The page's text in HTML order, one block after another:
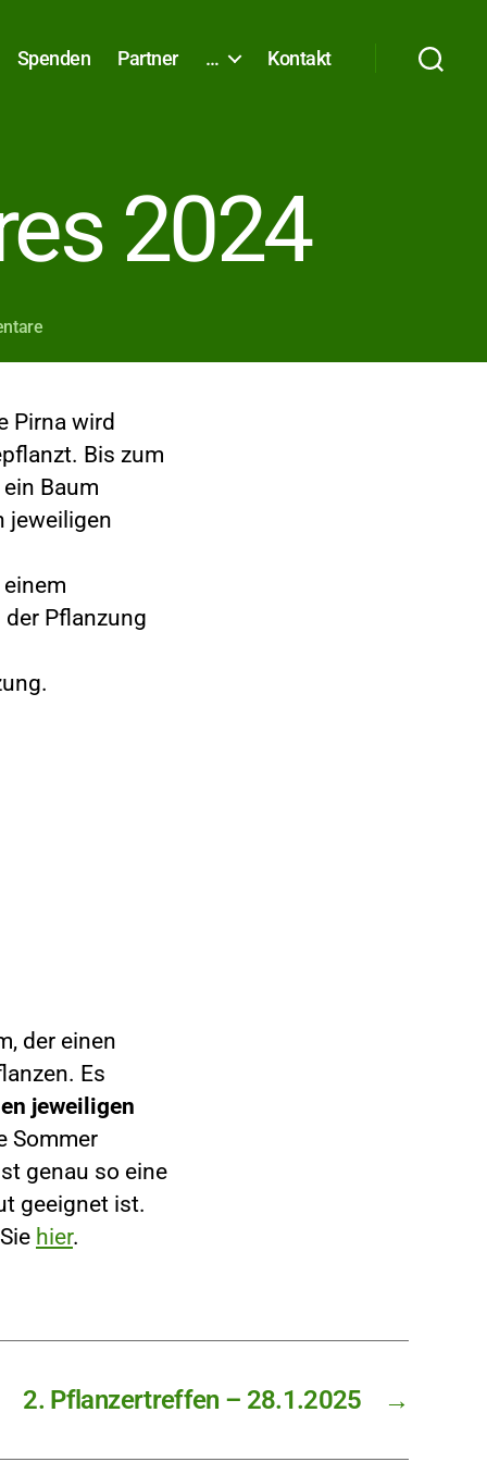
Spenden Partner … Kontakt
2024
zu
Jahres
2024
Pirna wird
Bis zum
Baum
jeweiligen
Pflanzung
der einen
Es
jeweiligen
Sommer
genau so eine
geeignet ist.
hier.
→
2. Pflanzertreffen – 28.1.2025